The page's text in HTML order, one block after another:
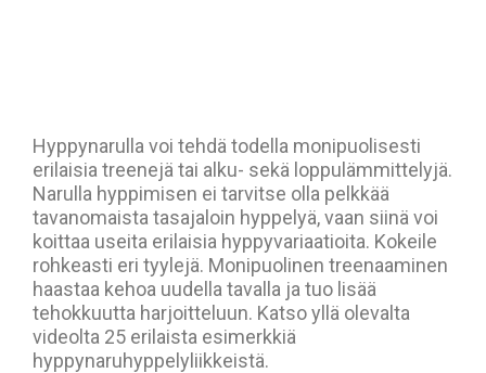
Hyppynarulla voi tehdä todella monipuolisesti
erilaisia treenejä tai alku- sekä loppulämmittelyjä.
Narulla hyppimisen ei tarvitse olla pelkkää
tavanomaista tasajaloin hyppelyä, vaan siinä voi
koittaa useita erilaisia hyppyvariaatioita. Kokeile
rohkeasti eri tyylejä. Monipuolinen treenaaminen
haastaa kehoa uudella tavalla ja tuo lisää
tehokkuutta harjoitteluun. Katso yllä olevalta
videolta 25 erilaista esimerkkiä
hyppynaruhyppelyliikkeistä.